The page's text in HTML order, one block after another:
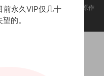
资源均收集于网络，版权归原作
联系删除。
前永久VIP仅几十
的。